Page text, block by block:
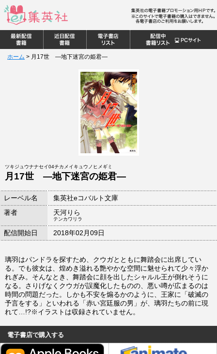
ホーム > 月17世 ―地下迷宮の姫君―
ツキジュウナナセイ04チカメイキュウノヒメギミ
月17世 ―地下迷宮の姫君―
レーベル名
集英社eコバルト文庫
著者
天河りら
テンカワリラ
配信開始日 2018年02月09日
璃羽はパンドラを探すため、クウガとともに舞踏会に出席してい
る。でも彼女は、煌めき溢れる艶やかな空間に魅せられて少々浮か
れぎみ。そんなとき、舞踏会に顔を出したシャルル王が倒れそうに
なる。さりげなくクウガが誤魔化したものの、悪い噂が広まるのは
時間の問題だった。しかも不安を煽るかのように、王家に「破滅の
予言をする」といわれる「赤い宮廷服の男」が、璃羽たちの前に現
れて…!?※イラストは収録されていません。
電子書店で購入する